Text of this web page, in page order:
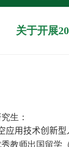
关于开展
生：
应用技术创新
教师出国留学